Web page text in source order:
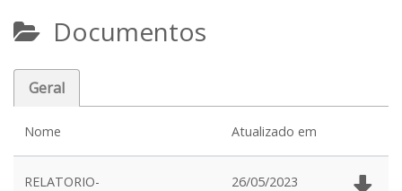
Documentos
Geral
Nome Atualizado em
RELATORIO-
26/05/2023